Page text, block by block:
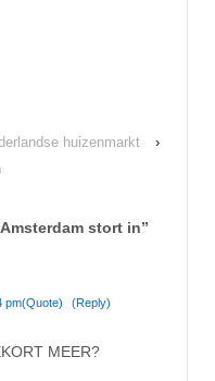
huizenmarkt
›
stort in”
pm(Quote) (Reply)
MEER?